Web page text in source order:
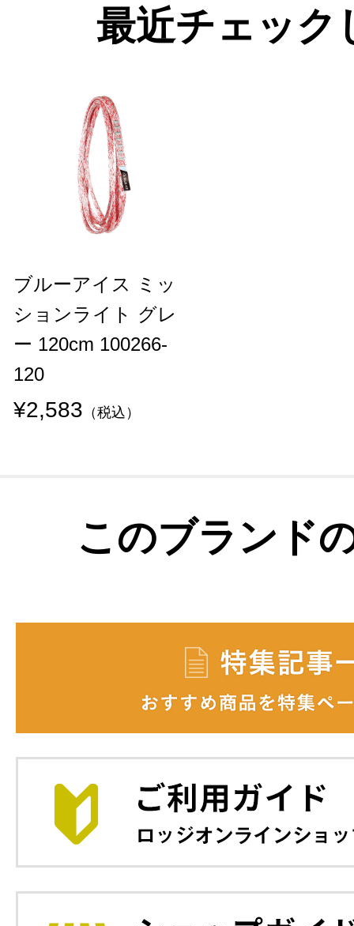
最近チェック
ブルーアイス ミッ
ションライト グレ
ー 120cm 100266-
120
¥2,583 （税込）
このブランド